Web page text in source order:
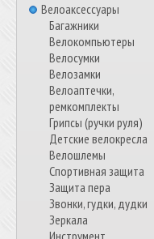
Велоаксессуары
Багажники
Велокомпьютеры
Велосумки
Велозамки
Велоаптечки,
ремкомплекты
Грипсы (ручки руля)
Детские велокресла
Велошлемы
Спортивная защита
Защита пера
Звонки, гудки, дудки
Зеркала
Инструмент